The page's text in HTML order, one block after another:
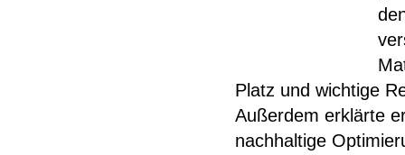
Platz und wichtige
Außerdem erklärte
nachhaltige